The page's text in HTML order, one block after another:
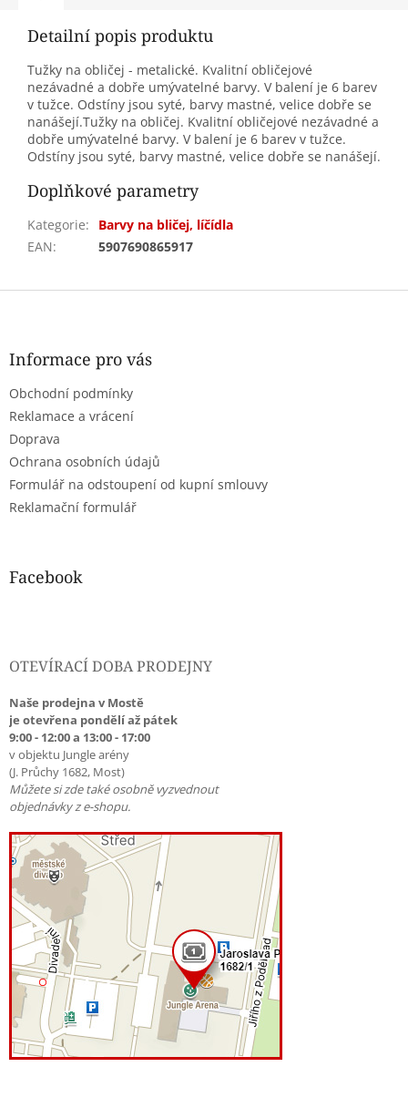
Detailní popis produktu
Tužky na obličej - metalické. Kvalitní obličejové
nezávadné a dobře umývatelné barvy. V balení je 6 barev
v tužce. Odstíny jsou syté, barvy mastné, velice dobře se
nanášejí.Tužky na obličej. Kvalitní obličejové nezávadné a
dobře umývatelné barvy. V balení je 6 barev v tužce.
Odstíny jsou syté, barvy mastné, velice dobře se nanášejí.
Doplňkové parametry
Kategorie:
Barvy na bličej, líčídla
EAN: 5907690865917
Z
Informace pro vás
Obchodní podmínky
Reklamace a vrácení
Doprava
Ochrana osobních údajů
Formulář na odstoupení od kupní smlouvy
Reklamační formulář
Facebook
OTEVÍRACÍ DOBA PRODEJNY
Naše prodejna v Mostě
je otevřena pondělí až pátek
9:00 - 12:00 a 13:00 - 17:00
v objektu Jungle arény
(J. Průchy 1682, Most)
Můžete si zde také osobně vyzvednout
objednávky z e-shopu.